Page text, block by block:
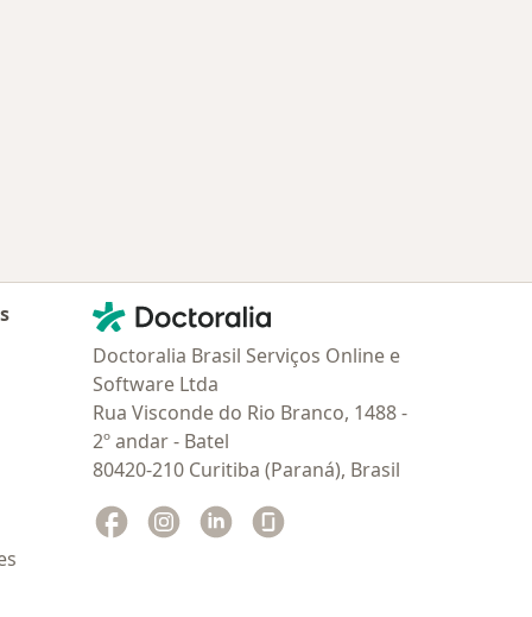
Contato
Doctoralia - Homepage
Doctoralia Brasil Serviços Online e
Software Ltda
Rua Visconde do Rio Branco, 1488 -
2º andar - Batel
80420-210 Curitiba (Paraná), Brasil
Facebook
abre num novo separador
Instagram
abre num novo separador
Linkedin
abre num novo separador